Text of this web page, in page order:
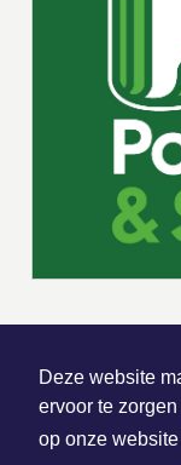
Deze website
ervoor te
op onze website
|